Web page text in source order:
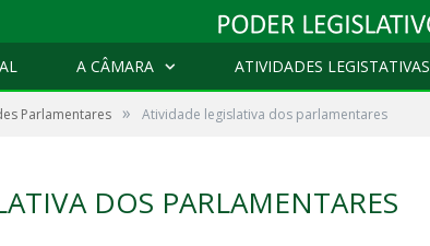
A CÂMARA ATIVIDADES LEGISTATIVAS
Parlamentares » Atividade legislativa dos parlamentares
DOS PARLAMENTARES